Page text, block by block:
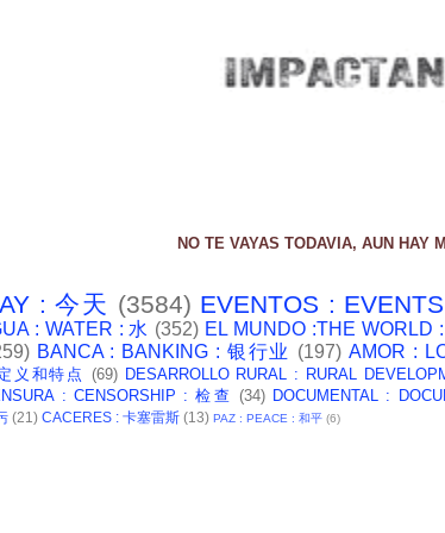
NO TE VAYAS TODAVIA, AUN HAY
: 今天 (3584) EVENTOS :
: WATER : 水 (352) EL MUNDO :THE WORLD
BANCA : BANKING : 银行业 (197) AMOR :
义和特点
(69) DESARROLLO RURAL : RURAL
: CENSORSHIP : 检查 (34) DOCUMENTAL :
(21) CACERES : 卡塞雷斯 (13) PAZ : PEACE : 和平 (6)